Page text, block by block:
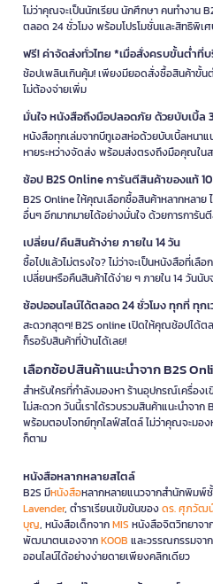
ไม่ว่าคุณจะเป็นนักเรียน นักศึกษา คนทำงาน
ตลอด 24 ชั่วโมง พร้อมโปรโมชั่นและสิทธิพิเ
ฟรี! ค่าจัดส่งทั่วไทย *เมื่อสั่งครบขั้นต่ำที่
ช้อปเพลินเกินคุ้ม! เพียงมียอดสั่งซื้อสินค้าขั้
ไม่ต้องจ่ายเพิ่ม
มั่นใจ หนังสือถึงมือปลอดภัย ด้วยบับเบิ้ล
หนังสือทุกเล่มจากบีทูเอสห่อด้วยบับเบิ้ลหนา
หายระหว่างจัดส่ง พร้อมส่งตรงถึงมือคุณใ
ช้อป B2S Online การันตีสินค้าของแท้
B2S Online ให้คุณเลือกซื้อสินค้าหลากหลาย
อื่นๆ อีกมากมายได้อย่างมั่นใจ ด้วยการการั
เปลี่ยน/คืนสินค้าง่าย ภายใน 14 วัน
ซื้อไปแล้วไม่ตรงใจ? ไม่ว่าจะเป็นหนังสือที่เ
เปลี่ยนหรือคืนสินค้าได้ง่าย ๆ ภายใน 14 วันนั
ช้อปออนไลน์ได้ตลอด 24 ชั่วโมง ทุกที่ ทุกเ
สะดวกสุดๆ! B2S online เปิดให้คุณช้อปได้
ก็รอรับสินค้าที่บ้านได้เลย!
เลือกช้อปสินค้าแนะนำจาก B2S
สำหรับใครที่กำลังมองหา ร้านอุปกรณ์เครื่อง
ไม่สะดวก วันนี้เราได้รวบรวมสินค้าแนะนำจา
พร้อมตอบโจทย์ทุกไลฟ์สไตล์ ไม่ว่าคุณจะมอ
ก็ตาม
หนังสือหลากหลายสไตล์
B2S มีหนังสือหลากหลายแนวจากสำนักพิมพ์
Lavender, ตำราเรียนเข้มข้นของดร. ศุภวัฒ
บุญ, หนังสือเด็กจากMIS หนังสือจิตวิทยาจา
พัฒนาตนเองจากKOOB และวรรณกรรมจาก
ออนไลน์ได้อย่างง่ายดายเพียงคลิกเดียว